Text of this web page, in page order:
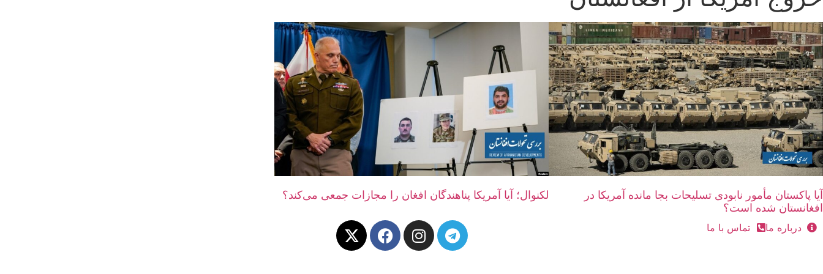
آیا پاکستان مأمور نابودی تسلیحات بجا مانده آمریکا در
افغانستان شده است؟
لکنوال؛ آیا آمریکا پناهندگان افغان را مجازات جمعی می‌کند؟
درباره ما تماس با ما